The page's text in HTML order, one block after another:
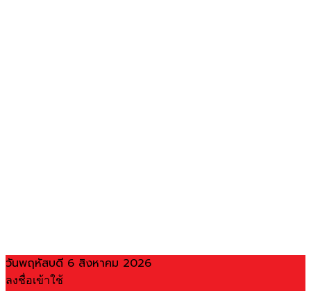
วันพฤหัสบดี 6 สิงหาคม 2026
ลงชื่อเข้าใช้